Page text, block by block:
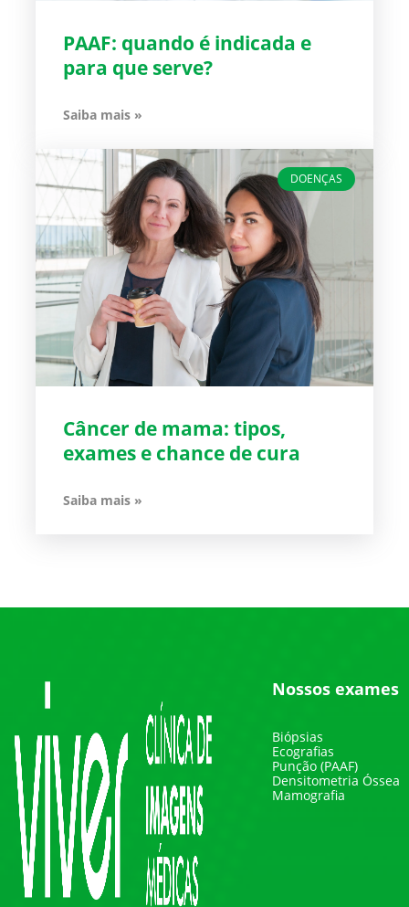
PAAF: quando é indicada e
para que serve?
Saiba mais »
DOENÇAS
Câncer de mama: tipos,
exames e chance de cura
Saiba mais »
Nossos exames
Biópsias
Ecografias
Punção (PAAF)
Densitometria Óssea
Mamografia